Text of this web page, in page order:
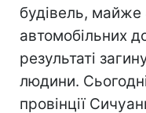
будівель,
автомобільних
результаті
людини.
провінції